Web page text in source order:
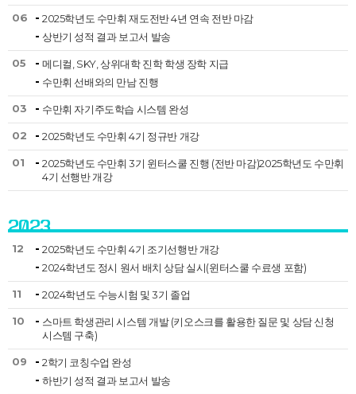
06
2025학년도 수만휘 재도전반 4년 연속 전반 마감
상반기 성적 결과 보고서 발송
05
메디컬, SKY, 상위대학 진학 학생 장학 지급
수만휘 선배와의 만남 진행
03 수만휘 자기주도학습 시스템 완성
02 2025학년도 수만휘 4기 정규반 개강
01
2025학년도 수만휘 3기 윈터스쿨 진행 (전반 마감)2025학년도 수만휘
4기 선행반 개강
2023
12
2025학년도 수만휘 4기 조기선행반 개강
2024학년도 정시 원서 배치 상담 실시(윈터스쿨 수료생 포함)
11 2024학년도 수능시험 및 3기 졸업
10
스마트 학생관리 시스템 개발 (키오스크를 활용한 질문 및 상담 신청
시스템 구축)
09
2학기 코칭수업 완성
하반기 성적 결과 보고서 발송